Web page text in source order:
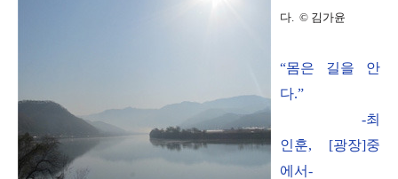
다. © 김가윤
“몸은 길을 안
다.”
-최
인훈, [광장]중
에서-